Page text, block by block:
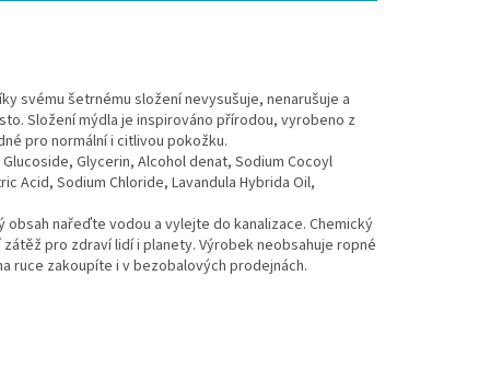
svému šetrnému složení nevysušuje, nenarušuje a
Složení mýdla je inspirováno přírodou, vyrobeno z
pro normální i citlivou pokožku.
Glycerin, Alcohol denat, Sodium Cocoyl
Acid, Sodium Chloride, Lavandula Hybrida Oil,
nařeďte vodou a vylejte do kanalizace. Chemický
pro zdraví lidí i planety. Výrobek neobsahuje ropné
ruce zakoupíte i v bezobalových prodejnách.